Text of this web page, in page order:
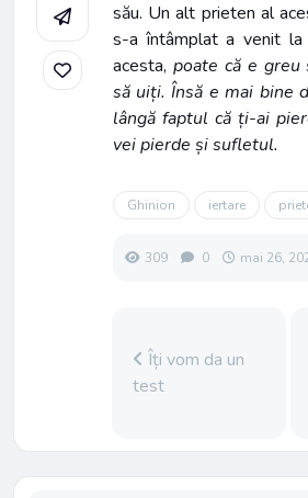
său. Un alt prieten al
s-a întâmplat a venit
acesta, poate că e
să uiți. Însă e mai bine
lângă faptul că ți-ai
vei pierde și sufletul.
Ghinion iertare
309 0 mai 26,
Îți vom da un
test